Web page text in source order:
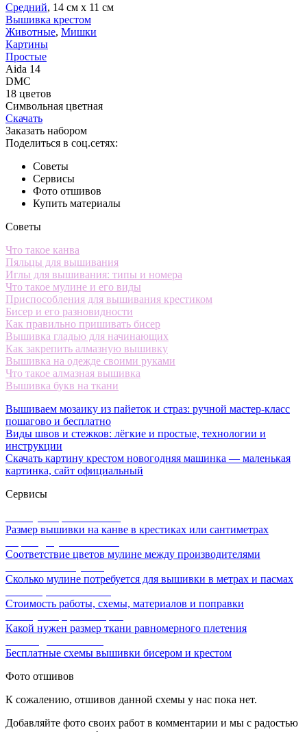
Средний, 14 см х 11 см
Вышивка крестом
Животные, Мишки
Картины
Простые
Aida 14
DMC
18 цветов
Символьная цветная
Скачать
Заказать набором
Поделиться в соц.сетях:
Советы
Сервисы
Фото отшивов
Купить материалы
Советы
Что такое канва
Пяльцы для вышивания
Иглы для вышивания: типы и номера
Что такое мулине и его виды
Приспособления для вышивания крестиком
Бисер и его разновидности
Как правильно пришивать бисер
Вышивка гладью для начинающих
Как закрепить алмазную вышивку
Вышивка на одежде своими руками
Что такое алмазная вышивка
Вышивка букв на ткани
Вышиваем мозаику из пайеток и страз: ручной мастер-класс
пошагово и бесплатно
Виды швов и стежков: лёгкие и простые, технологии и
инструкции
Скачать картину крестом новогодняя машинка — маленькая
картинка, сайт официальный
Сервисы
Размер вышивки на канве в крестиках или сантиметрах
Соответствие цветов мулине между производителями
Сколько мулине потребуется для вышивки в метрах и пасмах
Стоимость работы, схемы, материалов и поправки
Какой нужен размер ткани равномерного плетения
Бесплатные схемы вышивки бисером и крестом
Фото отшивов
К сожалению, отшивов данной схемы у нас пока нет.
Добавляйте фото своих работ в комментарии и мы с радостью